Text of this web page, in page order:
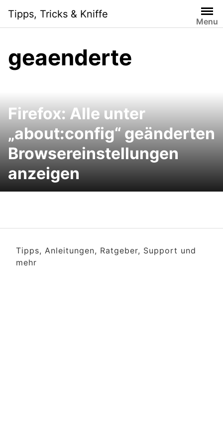
content
Tipps, Tricks & Kniffe
Menu
geaenderte
Firefox: Alle unter
„about:config“ geänderten
Browsereinstellungen
anzeigen
Tipps, Anleitungen, Ratgeber, Support und
mehr